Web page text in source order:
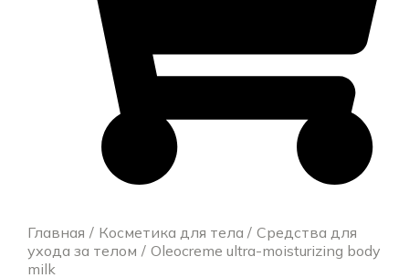
Главная Косметика для тела
Средства для
ухода за телом
Oleocreme ultra-moisturizing body
milk